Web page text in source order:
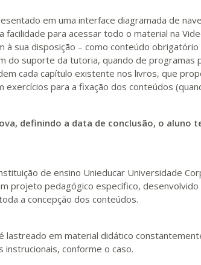
dias Visualizar
Visualizar
Visualizar
em uma interface diagramada de
para acessar todo o material na
à sua disposição – como conteúdo
do suporte da tutoria, quando de programas
cada capítulo existente nos livros, que
para a fixação dos conteúdos
definindo a data de conclusão, o aluno
de ensino Unieducar Universidade
projeto pedagógico específico,
a concepção dos conteúdos.
lastreado em material didático
conforme o caso.